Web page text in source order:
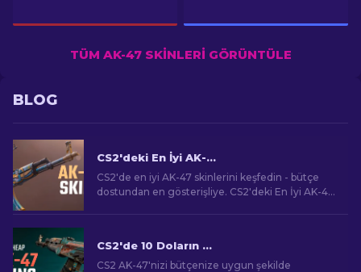
TÜM AK-47 SKINLERI GÖRÜNTÜLE
BLOG
CS2'deki En İyi AK-47 Skinleri: Ucuza Pahalıya
CS2'de en iyi AK-47 skinlerini keşfedin - bütçe
dostundan en gösterişliye. CS2'deki En İyi AK-47
CS2'de 10 Doların Altında En İyi Ucuz AK-47 Skinleri
CS2 AK-47'nizi bütçenize uygun şekilde